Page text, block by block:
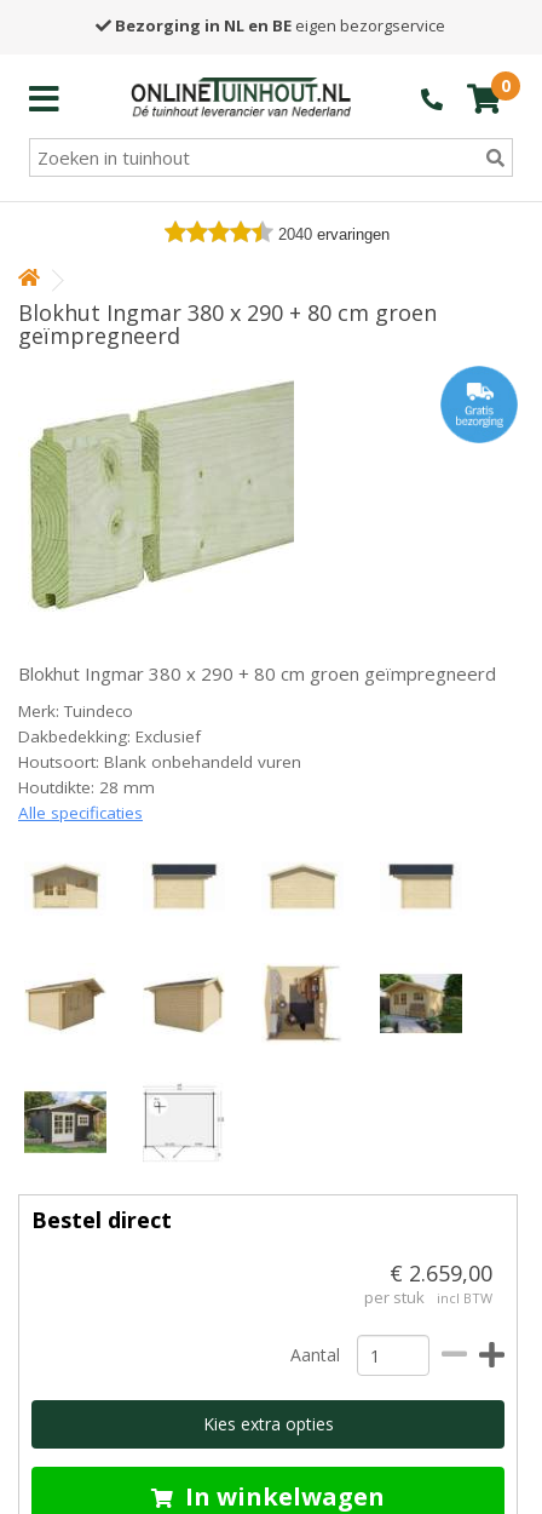
Bezorging in NL en BE eigen bezorgservice
0
2040 ervaringen
Blokhut Ingmar 380 x 290 + 80 cm groen
geïmpregneerd
Blokhut Ingmar 380 x 290 + 80 cm groen geïmpregneerd
Merk: Tuindeco
Dakbedekking: Exclusief
Houtsoort: Blank onbehandeld vuren
Houtdikte: 28 mm
Alle specificaties
Bestel direct
€ 2.659,00
per stuk incl BTW
Aantal
Kies extra opties
In winkelwagen